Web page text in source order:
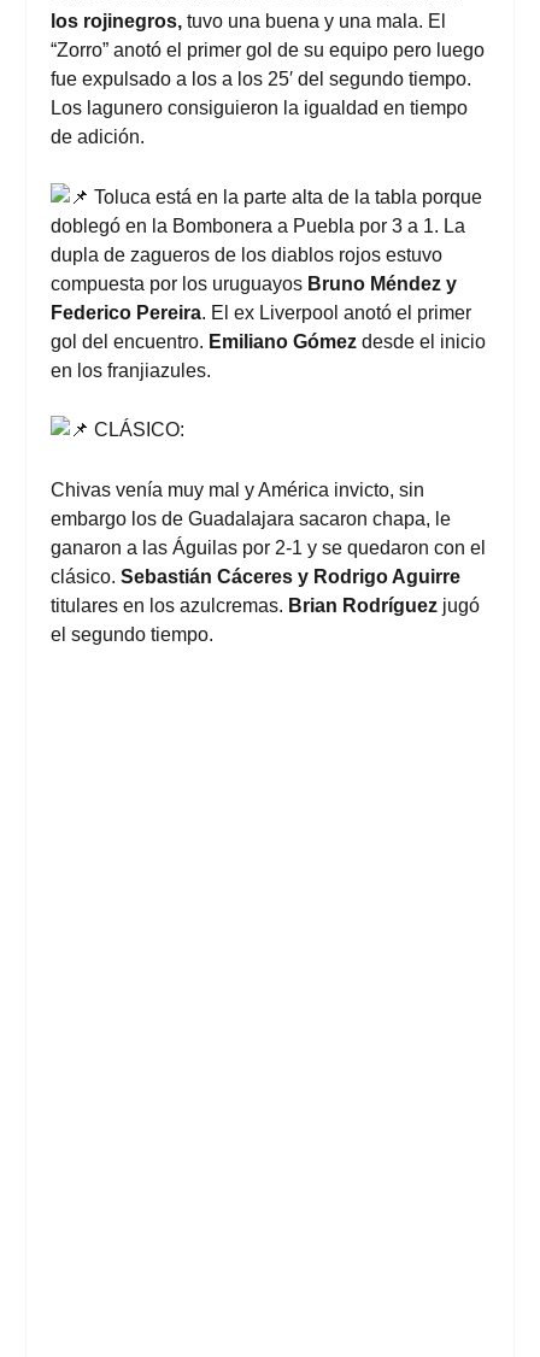
los rojinegros, tuvo una buena y una mala. El
“Zorro” anotó el primer gol de su equipo pero luego
fue expulsado a los a los 25′ del segundo tiempo.
Los lagunero consiguieron la igualdad en tiempo
de adición.
Toluca está en la parte alta de la tabla porque
doblegó en la Bombonera a Puebla por 3 a 1. La
dupla de zagueros de los diablos rojos estuvo
compuesta por los uruguayos Bruno Méndez y
Federico Pereira. El ex Liverpool anotó el primer
gol del encuentro. Emiliano Gómez desde el inicio
en los franjiazules.
CLÁSICO:
Chivas venía muy mal y América invicto, sin
embargo los de Guadalajara sacaron chapa, le
ganaron a las Águilas por 2-1 y se quedaron con el
clásico.Sebastián Cáceres y Rodrigo Aguirre
titulares en los azulcremas. Brian Rodríguez jugó
el segundo tiempo.